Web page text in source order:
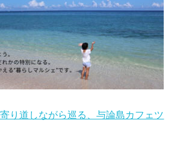
り道しながら巡る、与論島カフェツ